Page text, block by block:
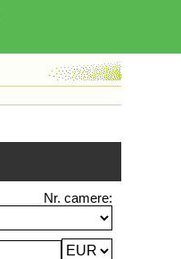
Nr. camere: